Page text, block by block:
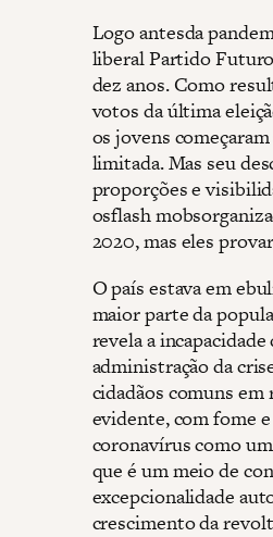
Logo antesda
liberal Partido
dez anos. Como
votos da última
os jovens
limitada. Mas seu
proporções e
osflash
2020, mas eles
O país estava em
maior parte da
revela a
administração da
cidadãos comuns
evidente, com fome
coronavírus como
que é um meio de
excepcionalidade
crescimento da